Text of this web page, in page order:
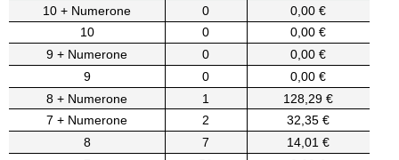
10 + Numerone
0
0,00 €
10
0
0,00 €
9 + Numerone
0
0,00 €
9
0
0,00 €
8 + Numerone
1
128,29 €
7 + Numerone
2
32,35 €
8
7
14,01 €